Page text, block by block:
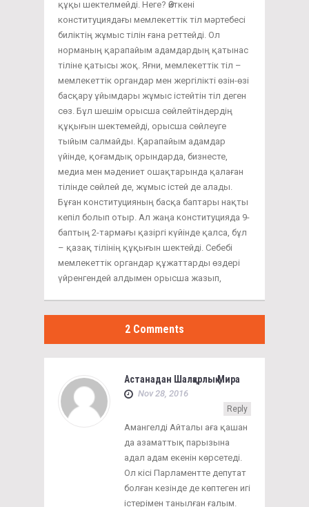
құқы шектелмейді. Неге? Өйткені
конституциядағы мемлекеттік тіл мәртебесі
биліктің жұмыс тілін ғана реттейді. Ол
норманың қарапайым адамдардың қатынас
тіліне қатысы жоқ. Яғни, мемлекеттік тіл –
мемлекеттік органдар мен жергілікті өзін-өзі
басқару ұйымдары жұмыс істейтін тіл деген
сөз. Бұл шешім орысша сөйлейтіндердің
құқығын шектемейді, орысша сөйлеуге
тыйым салмайды. Қарапайым адамдар
үйінде, қоғамдық орындарда, бизнесте,
медиа мен мәдениет ошақтарында қалаған
тілінде сөйлей де, жұмыс істей де алады.
Бұған конституцияның басқа баптары нақты
кепіл болып отыр. Ал жаңа конституцияда 9-
баптың 2-тармағы қазіргі күйінде қалса, бұл
– қазақ тілінің құқығын шектейді. Себебі
мемлекеттік органдар құжаттарды өздері
үйренгендей алдымен орысша жазып,
2 Comments
Астанадан Шалқарлық Мира
Nov 28, 2016
Reply
Амангелді Айталы аға қашан
да азаматтық парызына
адал адам екенін көрсетеді.
Ол кісі Парламентте депутат
болған кезінде де көптеген игі
істерімен танылған ғалым.